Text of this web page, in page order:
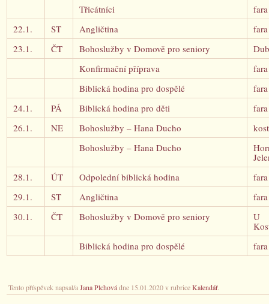
Třicátníci
fara
22.1.
ST Angličtina
fara
23.1.
ČT Bohoslužby v Domově pro seniory
Konfirmační příprava
fara
Biblická hodina pro dospělé
fara
24.1.
PÁ Biblická hodina pro děti
fara
26.1.
NE Bohoslužby – Hana Ducho
Bohoslužby – Hana Ducho
28.1.
ÚT Odpolední biblická hodina
fara
29.1.
ST Angličtina
fara
30.1.
ČT Bohoslužby v Domově pro seniory
U
Biblická hodina pro dospělé
fara
Tento příspěvek napsal/aJana Plchovádne 15.01.2020 v rubriceKalendář.